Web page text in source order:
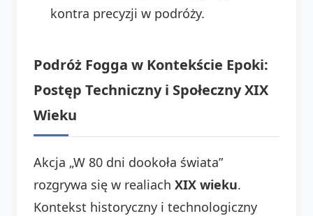
kontra precyzji w podróży.
Podróż Fogga w Kontekście Epoki:
Postęp Techniczny i Społeczny XIX
Wieku
Akcja „W 80 dni dookoła świata”
rozgrywa się w realiach XIX wieku.
Kontekst historyczny i technologiczny